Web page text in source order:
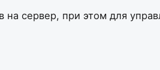
сервер, при этом для